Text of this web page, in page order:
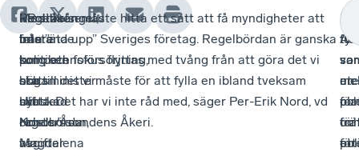
Med
talare
som
statsminister
Ulf
Kristersson,
Magdalena
Regelkrångel,
bristande
kompetensförsörjning,
höga
skatter
och
avgifter
Förståelse
från
politiken
och
minskad
regelbörda
var
- Politiken måste hitta ett sätt att få myndigheter att
inte ”äta upp” Sveriges företag. Regelbördan är ganska
tung och fokus flyttas med tvång från att göra det vi
ska till det vi måste för att fylla en ibland tveksam
nytta. Det har vi inte råd med, säger Per-Erik Nord, vd
Nords/Åsundens Åkeri.
en
för
ett
-
Att
ute
En